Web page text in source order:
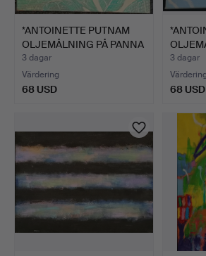
*ANTOINETTE PUTNAM
OLJEMÅLNING PÅ PANNA
'L…
3 dagar
Värdering
68 USD
DU…
3 dagar
Värdering
68 USD